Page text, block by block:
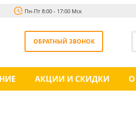
Пн-Пт 8:00 - 17:00 Мск
ОБРАТНЫЙ ЗВОНОК
АКЦИИ И СКИДКИ